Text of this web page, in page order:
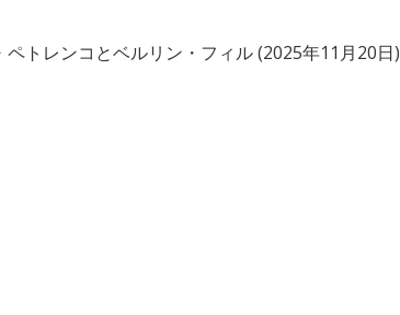
トレンコとベルリン・フィル (2025年11月20日)